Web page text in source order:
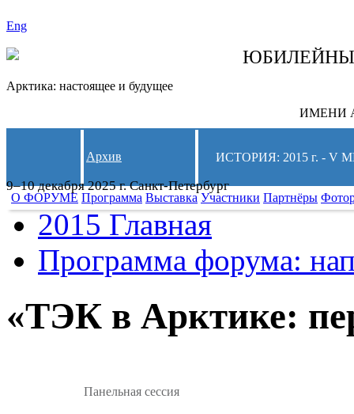
Eng
Арктика: настоящее и будущее
ИМЕНИ
9–10 декабря 2025 г. Санкт-Петербург
Архив ИСТОРИЯ: 2015 г. -
О ФОРУМЕ Программа Выставка Участники Партнёры
2015 Главная
Программа форума:
«ТЭК в Арктике:
Панельная сессия